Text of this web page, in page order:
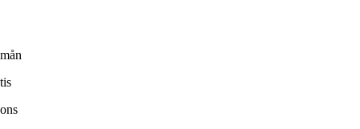
mån
tis
ons